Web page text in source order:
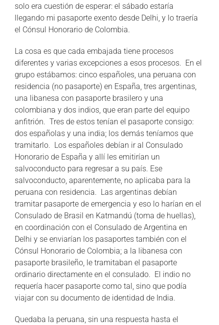
solo era cuestión de esperar: el sábado estaría
llegando mi pasaporte exento desde Delhi, y lo traería
el Cónsul Honorario de Colombia.
La cosa es que cada embajada tiene procesos
diferentes y varias excepciones a esos procesos. En el
grupo estábamos: cinco españoles, una peruana con
residencia (no pasaporte) en España, tres argentinas,
una libanesa con pasaporte brasilero y una
colombiana y dos indios, que eran parte del equipo
anfitrión. Tres de estos tenían el pasaporte consigo:
dos españolas y una india; los demás teníamos que
tramitarlo. Los españoles debían ir al Consulado
Honorario de España y allí les emitirían un
salvoconducto para regresar a su país. Ese
salvoconducto, aparentemente, no aplicaba para la
peruana con residencia. Las argentinas debían
tramitar pasaporte de emergencia y eso lo harían en el
Consulado de Brasil en Katmandú (toma de huellas),
en coordinación con el Consulado de Argentina en
Delhi y se enviarían los pasaportes también con el
Cónsul Honorario de Colombia; a la libanesa con
pasaporte brasileño, le tramitaban el pasaporte
ordinario directamente en el consulado. El indio no
requería hacer pasaporte como tal, sino que podía
viajar con su documento de identidad de India.
Quedaba la peruana, sin una respuesta hasta el